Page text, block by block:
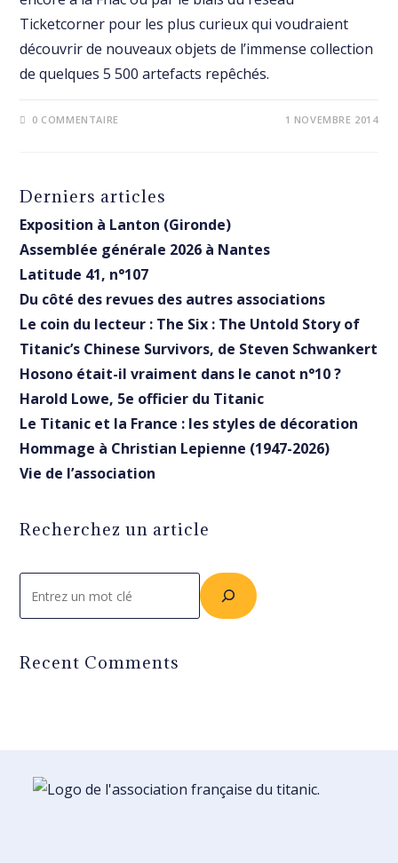
Ticketcorner pour les plus curieux qui voudraient
découvrir de nouveaux objets de l’immense collection
de quelques 5 500 artefacts repêchés.
0 COMMENTAIRE 1 NOVEMBRE 2014
Derniers articles
Exposition à Lanton (Gironde)
Assemblée générale 2026 à Nantes
Latitude 41, n°107
Du côté des revues des autres associations
Le coin du lecteur : The Six : The Untold Story of
Titanic’s Chinese Survivors, de Steven Schwankert
Hosono était-il vraiment dans le canot n°10 ?
Harold Lowe, 5e officier du Titanic
Le Titanic et la France : les styles de décoration
Hommage à Christian Lepienne (1947-2026)
Vie de l’association
Recherchez un article
Recent Comments